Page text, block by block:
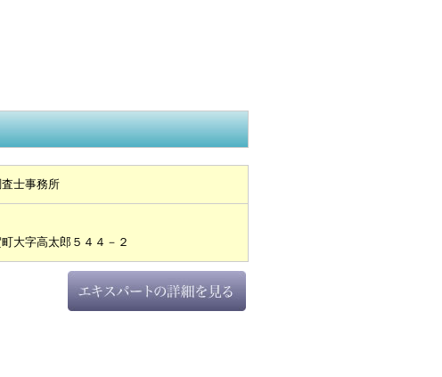
士事務所
大字高太郎５４４－２